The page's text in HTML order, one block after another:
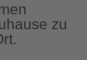
zu